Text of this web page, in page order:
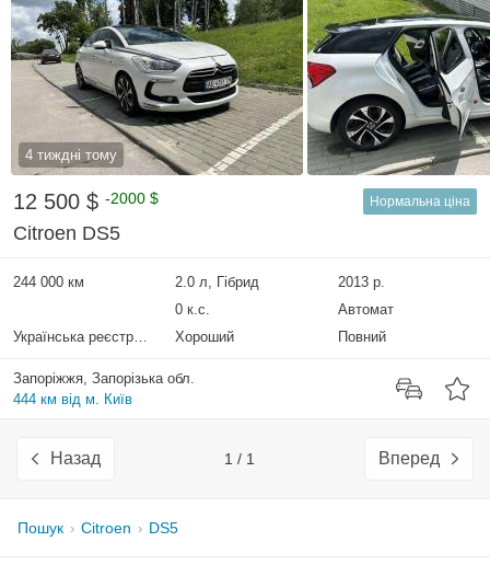
4 тиждні тому
12 500 $ -2000 $ Нормальна ціна
Citroen DS5
244 000 км 2.0 л, Гібрид
2013 р.
0 к.с.
Автомат
Українська реєстрація
Хороший Повний
Запоріжжя, Запорізька обл.
444 км від м. Київ
Назад 1 / 1 Вперед
Пошук Citroen DS5